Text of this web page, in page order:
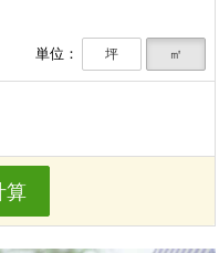
単位： 坪 ㎡
算